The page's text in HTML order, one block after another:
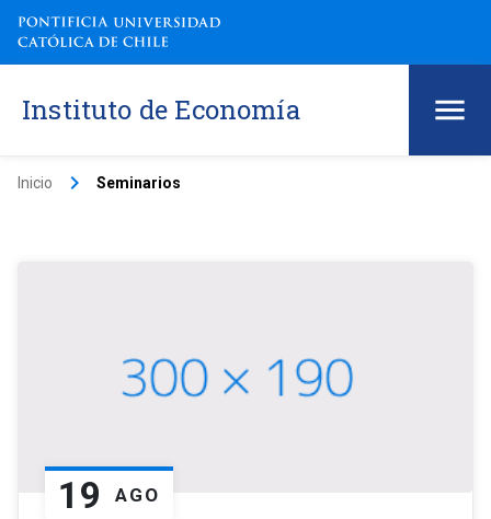
Instituto de Economía
Inicio keyboard_arrow_right Seminarios
19 AGO